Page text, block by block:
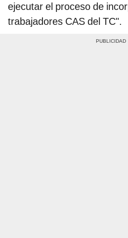
ejecutar el proceso de
trabajadores CAS del TC".